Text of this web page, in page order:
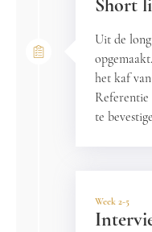
Short
Uit de
het kaf
Referentie
te
Week 2-5